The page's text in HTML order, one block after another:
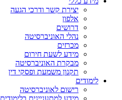
יצירת קשר ודרכי הגעה
אלפון
דרושים
נהלי האוניברסיטה
מכרזים
מידע לשעת חירום
מבקרת האוניברסיטה
תקנון משמעת ופסקי דין
לימודים
רישום לאוניברסיטה